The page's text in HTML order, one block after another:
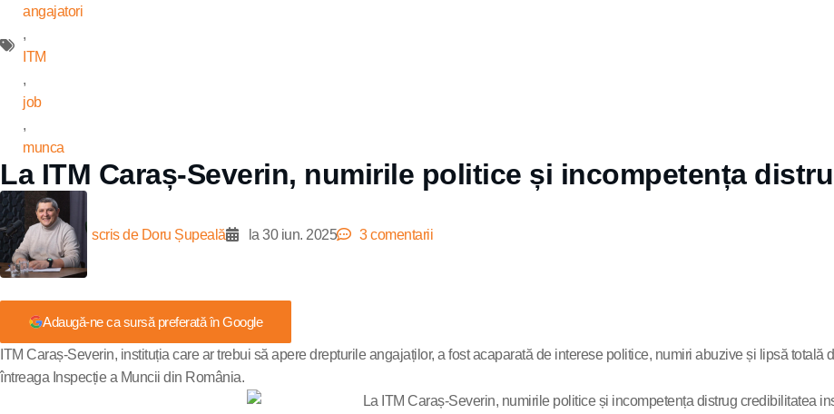
angajatori
,
ITM
,
job
,
munca
La ITM Caraș-Severin, numirile politice și incompetența
scris deDoru Șupeală la 30 iun. 2025 3 comentarii
Adaugă-ne ca sursă preferată în Google
ITM Caraș-Severin, instituția care ar trebui să apere drepturile angajaților, a fost acaparată de interese politice, numiri abuzive și lipsă
întreaga Inspecție a Muncii din România.